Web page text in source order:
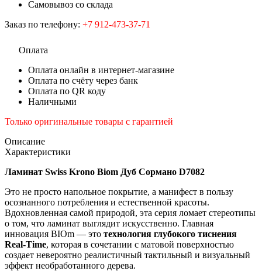
Самовывоз со склада
Заказ по телефону: +7 912-473-37-71
Оплата
Оплата онлайн в интернет-магазине
Оплата по счёту через банк
Оплата по QR коду
Наличными
Только оригинальные товары с гарантией
Описание
Характеристики
Ламинат Swiss Krono Biom Дуб Сормано D7082
Это не просто напольное покрытие, а манифест в пользу
осознанного потребления и естественной красоты.
Вдохновленная самой природой, эта серия ломает стереотипы
о том, что ламинат выглядит искусственно. Главная
инновация BIOm — это технология глубокого тиснения
Real-Time, которая в сочетании с матовой поверхностью
создает невероятно реалистичный тактильный и визуальный
эффект необработанного дерева.